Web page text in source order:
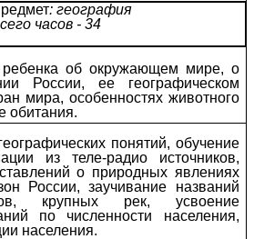
: география
часов - 34
об окружающем мире, о
России, ее географическом
мира, особенностях животного
обитания.
понятий, обучение
из теле-радио источников,
о природных явлениях
России, заучивание названий
крупных рек, усвоение
по численности населения,
населения.